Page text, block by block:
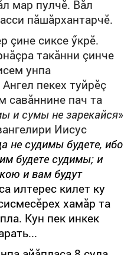
мар пулчӗ. Вăл
пăшăрхантарчӗ.
çине сиксе ӳкрӗ.
такăнни çинче
унпа
пекех туйрӗç
савăннине пач та
и сумы не зарекайся»
Иисус
не судимы будете, ибо
будете судимы; и
и вам будут
илтерес килет ку
хамăр та
Кун пек инкек